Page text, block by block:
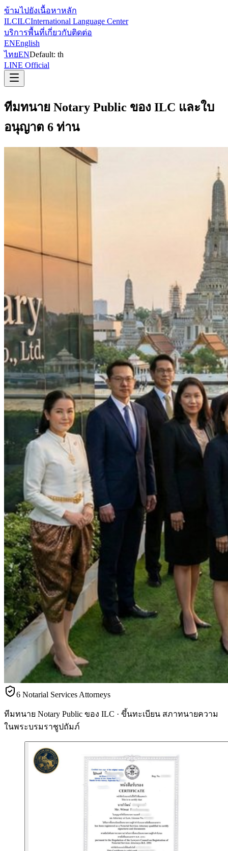
ข้ามไปยังเนื้อหาหลัก
ILCILCInternational Language Center
บริการพื้นที่เกี่ยวกับติดต่อ
ENEnglish
ไทยENDefault: th
LINE Official
ทีมทนาย Notary Public ของ ILC และใบ
อนุญาต 6 ท่าน
6 Notarial Services Attorneys
ทีมทนาย Notary Public ของ ILC · ขึ้นทะเบียน สภาทนายความ
ในพระบรมราชูปถัมภ์